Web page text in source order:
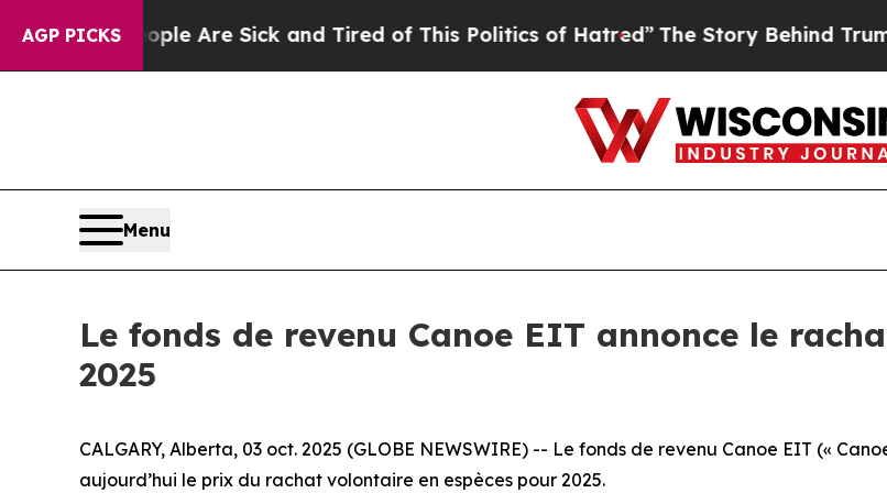
AGP PICKS
“People Are Sick and Tired of This Politics of Hatred”The Story Behind Trump’s
Menu
Le fonds de revenu Canoe EIT annonce le
2025
CALGARY, Alberta, 03 oct. 2025 (GLOBE NEWSWIRE) -- Le fonds de revenu Canoe EIT («
aujourd’hui le prix du rachat volontaire en espèces pour 2025.